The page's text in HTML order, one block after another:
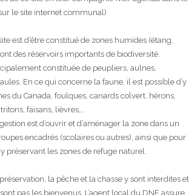
le site internet communal)
est d’être constitué de zones humides (étang,
des réservoirs importants de biodiversité.
constituée de peupliers, aulnes,
En ce qui concerne la faune, il est possible d’y
du Canada, foulques, canards colvert, hérons,
faisans, lièvres,…
est d’ouvrir et d’aménager la zone dans un
encadrés (scolaires ou autres), ainsi que pour
préservant les zones de refuge naturel.
la pêche et la chasse y sont interdites et
pas les bienvenus. L’agent local du DNF assure